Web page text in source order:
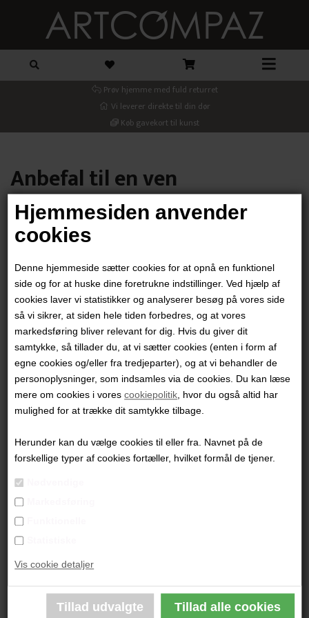
Hjemmesiden anvender
cookies
Denne hjemmeside sætter cookies for at opnå en funktionel
side og for at huske dine foretrukne indstillinger. Ved hjælp af
cookies laver vi statistikker og analyserer besøg på vores side
så vi sikrer, at siden hele tiden forbedres, og at vores
markedsføring bliver relevant for dig. Hvis du giver dit
samtykke, så tillader du, at vi sætter cookies (enten i form af
egne cookies og/eller fra tredjeparter), og at vi behandler de
personoplysninger, som indsamles via de cookies. Du kan læse
mere om cookies i vorescookiepolitik , hvor du også altid har
mulighed for at trække dit samtykke tilbage.
Herunder kan du vælge cookies til eller fra. Navnet på de
forskellige typer af cookies fortæller, hvilket formål de tjener.
Vis cookie detaljer
Prøv hjemme med fuld returret
Vi leverer direkte til din dør
Køb gavekort til kunst
Anbefal til en ven
Din email
Modtager email
Emne
Besked